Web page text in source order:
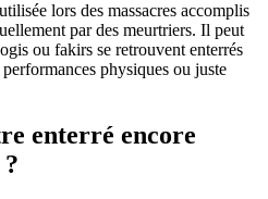
lors des massacres accomplis
par des meurtriers. Il peut
ou fakirs se retrouvent enterrés
physiques ou juste
enterré encore